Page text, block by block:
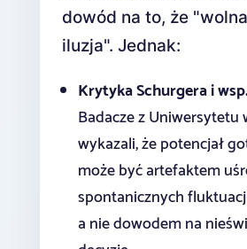
dowód na to, że
iluzja". Jednak:
Krytyka Schurgera i
Badacze z Uniwersytetu
wykazali, że potencjał
może być artefaktem
spontanicznych
a nie dowodem na